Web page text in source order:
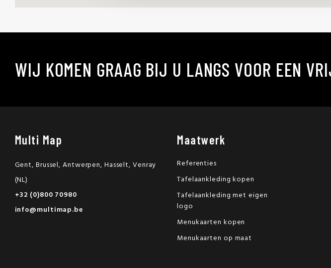
WIJ KOMEN GRAAG BIJ U LANGS VOOR EEN
Multi Map
Gent, Brussel, Antwerpen, Hasselt, Venray
(NL)
+32 (0)800 70980
info@multimap.be
Maatwerk
Referenties
Tafelaankleding kopen
Tafelaankleding met eigen
logo
Menukaarten kopen
Menukaarten op maat